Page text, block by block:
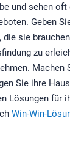
und sehen
Geben
sie
zu
Machen
Sie ihre
Lösungen für
Win-Win-